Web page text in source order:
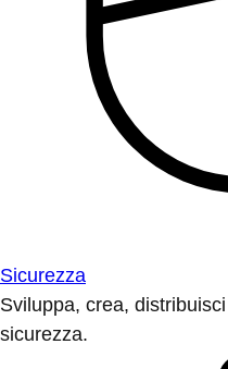
Sicurezza
Sviluppa, crea,
sicurezza.